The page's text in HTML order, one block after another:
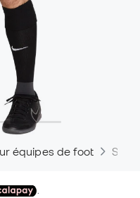
équipes de foot